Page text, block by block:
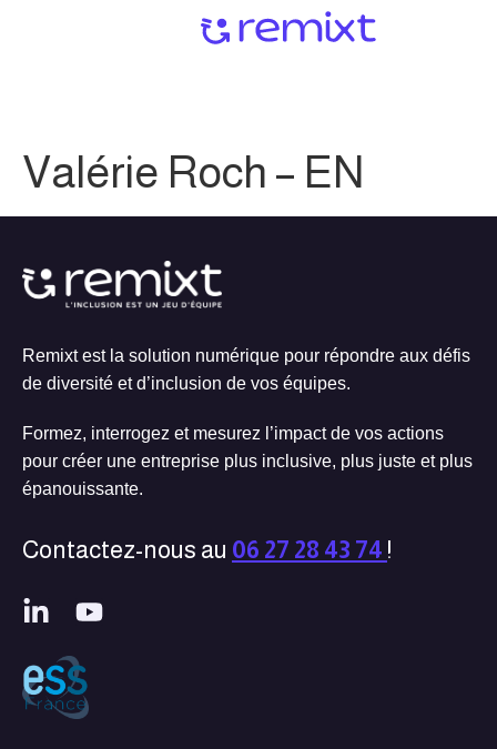
Valérie Roch – EN
Remixt est la solution numérique pour répondre aux défis
de diversité et d’inclusion de vos équipes.
Formez, interrogez et mesurez l’impact de vos actions
pour créer une entreprise plus inclusive, plus juste et plus
épanouissante.
Contactez-nous au 06 27 28 43 74 !